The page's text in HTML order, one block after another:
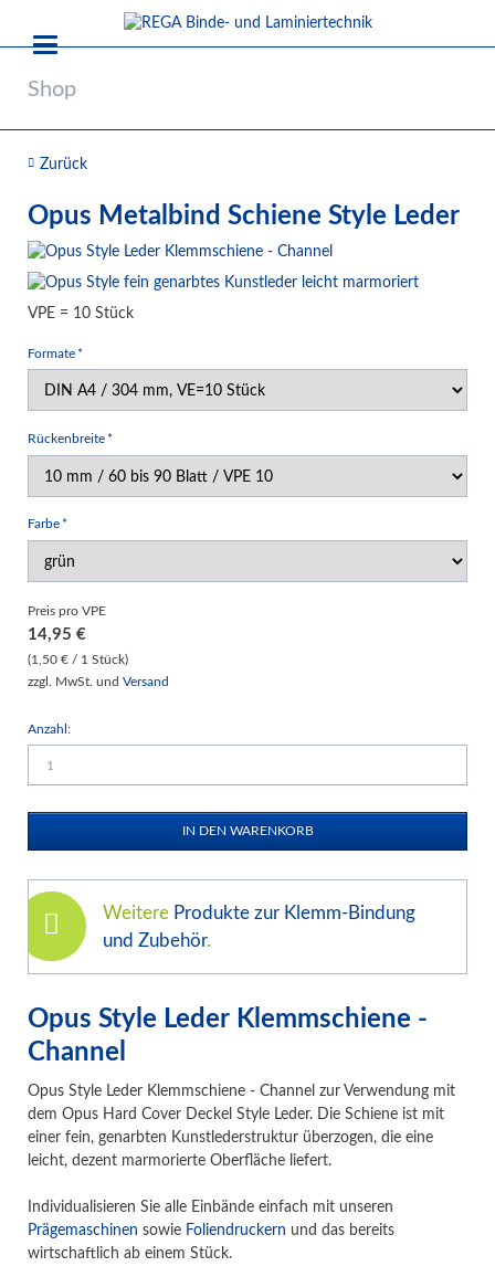
Shop
Zurück
Opus Metalbind Schiene Style Leder
VPE = 10 Stück
Pflichtfeld
Formate *
Pflichtfeld
Rückenbreite *
Pflichtfeld
Farbe *
Preis pro VPE
14,95 €
(1,50 € / 1 Stück)
zzgl. MwSt. und Versand
Anzahl:
Weitere Produkte zur Klemm-Bindung
und Zubehör.
Opus Style Leder Klemmschiene -
Channel
Opus Style Leder Klemmschiene - Channel zur Verwendung mit
dem Opus Hard Cover Deckel Style Leder. Die Schiene ist mit
einer fein, genarbten Kunstlederstruktur überzogen, die eine
leicht, dezent marmorierte Oberfläche liefert.
Individualisieren Sie alle Einbände einfach mit unseren
Prägemaschinen sowie Foliendruckern und das bereits
wirtschaftlich ab einem Stück.